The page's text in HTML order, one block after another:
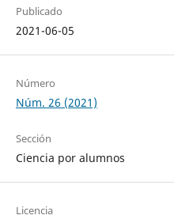
Publicado
2021-06-05
Número
Núm. 26 (2021)
Sección
Ciencia por alumnos
Licencia